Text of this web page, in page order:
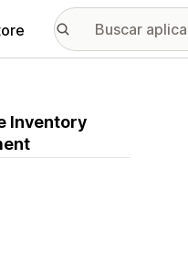
Inventory